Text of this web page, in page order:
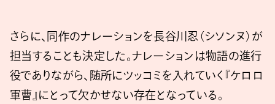
さらに、同作のナレーションを長谷川忍（シソンヌ）が
担当することも決定した。ナレーションは物語の進行
役でありながら、随所にツッコミを入れていく『ケロロ
軍曹』にとって欠かせない存在となっている。